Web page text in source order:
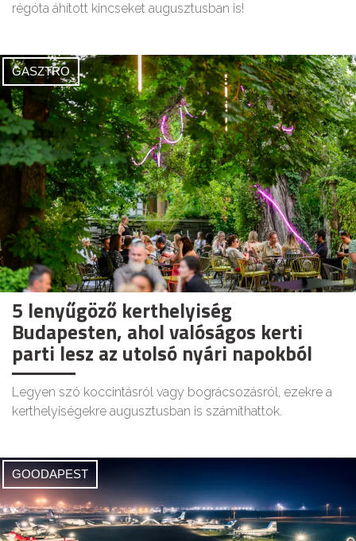
régóta áhított kincseket augusztusban is!
GASZTRO
5 lenyűgöző kerthelyiség
Budapesten, ahol valóságos kerti
parti lesz az utolsó nyári napokból
Legyen szó koccintásról vagy bográcsozásról, ezekre a
kerthelyiségekre augusztusban is számíthattok.
GOODAPEST